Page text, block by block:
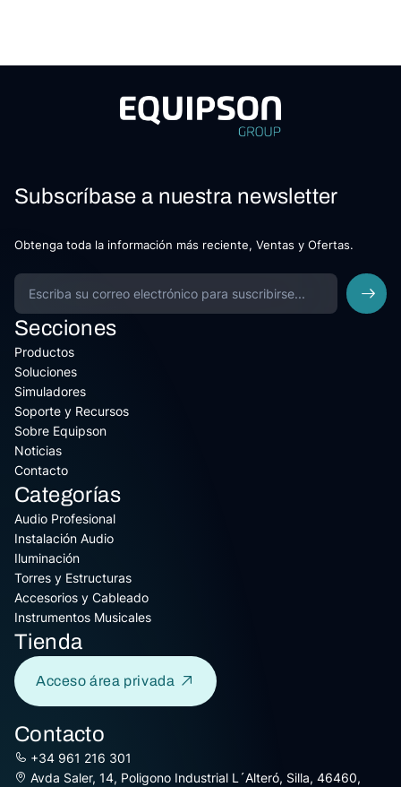
Subscríbase a nuestra newsletter
Obtenga toda la información más reciente, Ventas y Ofertas.
Secciones
Productos
Soluciones
Simuladores
Soporte y Recursos
Sobre Equipson
Noticias
Contacto
Categorías
Audio Profesional
Instalación Audio
Iluminación
Torres y Estructuras
Accesorios y Cableado
Instrumentos Musicales
Tienda
Acceso área privada
Contacto
+34 961 216 301
Avda Saler, 14, Poligono Industrial L´Alteró, Silla, 46460,